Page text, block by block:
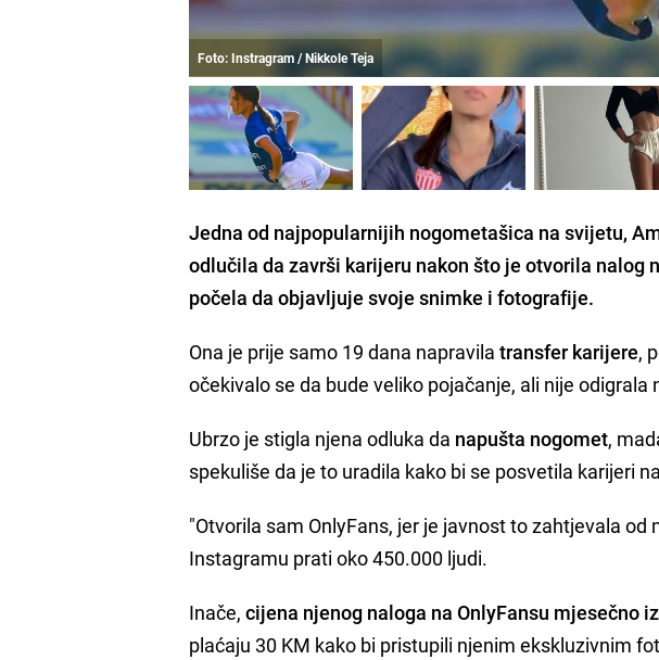
Foto: Instragram / Nikkole Teja
Jedna od najpopularnijih nogometašica na svijetu,
odlučila da završi karijeru nakon što je otvorila nalog
počela da objavljuje svoje snimke i fotografije.
Ona je prije samo 19 dana napravilatransfer karijere,
očekivalo se da bude veliko pojačanje, ali nije
Ubrzo je stigla njena odluka da napušta nogomet,
spekuliše da je to uradila kako bi se posvetila karijeri
"Otvorila sam OnlyFans, jer je javnost to zahtjevala od
Instagramu prati oko 450.000 ljudi.
Inače,cijena njenog naloga na OnlyFansu mjesečno
plaćaju 30 KM kako bi pristupili njenim ekskluzivnim